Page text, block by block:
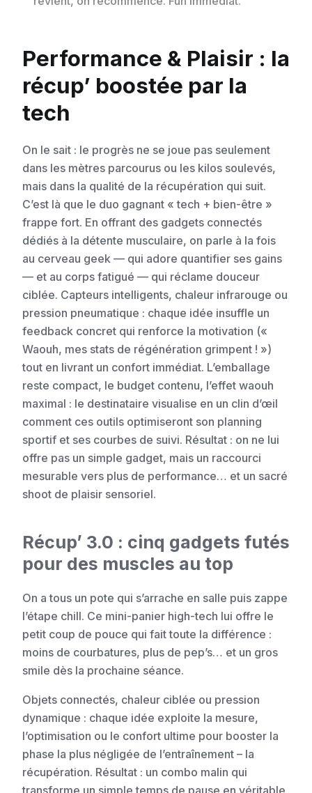
Performance & Plaisir : la
récup’ boostée par la
tech
On le sait : le progrès ne se joue pas seulement
dans les mètres parcourus ou les kilos soulevés,
mais dans la qualité de la récupération qui suit.
C’est là que le duo gagnant « tech + bien-être »
frappe fort. En offrant des gadgets connectés
dédiés à la détente musculaire, on parle à la fois
au cerveau geek — qui adore quantifier ses gains
— et au corps fatigué — qui réclame douceur
ciblée. Capteurs intelligents, chaleur infrarouge ou
pression pneumatique : chaque idée insuffle un
feedback concret qui renforce la motivation («
Waouh, mes stats de régénération grimpent ! »)
tout en livrant un confort immédiat. L’emballage
reste compact, le budget contenu, l’effet waouh
maximal : le destinataire visualise en un clin d’œil
comment ces outils optimiseront son planning
sportif et ses courbes de suivi. Résultat : on ne lui
offre pas un simple gadget, mais un raccourci
mesurable vers plus de performance… et un sacré
shoot de plaisir sensoriel.
Récup’ 3.0 : cinq gadgets futés
pour des muscles au top
On a tous un pote qui s’arrache en salle puis zappe
l’étape chill. Ce mini-panier high-tech lui offre le
petit coup de pouce qui fait toute la différence :
moins de courbatures, plus de pep’s… et un gros
smile dès la prochaine séance.
Objets connectés, chaleur ciblée ou pression
dynamique : chaque idée exploite la mesure,
l’optimisation ou le confort ultime pour booster la
phase la plus négligée de l’entraînement – la
récupération. Résultat : un combo malin qui